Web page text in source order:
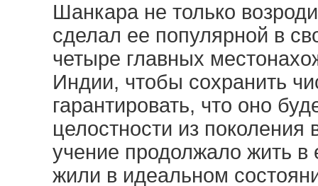
Шанкара не только
сделал ее популярной в
четыре главных
Индии, чтобы сохранить
гарантировать, что оно
целостности из поколения
учение продолжало жить в
жили в идеальном